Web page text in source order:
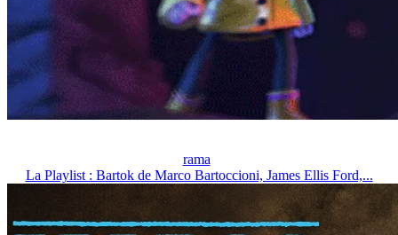
rama
La Playlist : Bartok de Marco Bartoccioni, James Ellis Ford,...